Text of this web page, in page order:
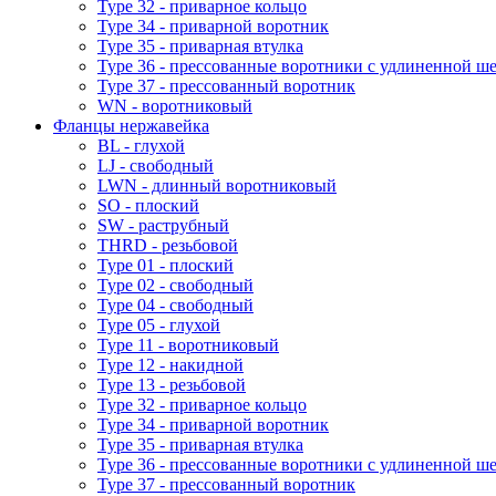
Type 32 - приварное кольцо
Type 34 - приварной воротник
Type 35 - приварная втулка
Type 36 - прессованные воротники с удлиненной
Type 37 - прессованный воротник
WN - воротниковый
Фланцы нержавейка
BL - глухой
LJ - свободный
LWN - длинный воротниковый
SO - плоский
SW - раструбный
THRD - резьбовой
Type 01 - плоский
Type 02 - свободный
Type 04 - свободный
Type 05 - глухой
Type 11 - воротниковый
Type 12 - накидной
Type 13 - резьбовой
Type 32 - приварное кольцо
Type 34 - приварной воротник
Type 35 - приварная втулка
Type 36 - прессованные воротники с удлиненной
Type 37 - прессованный воротник